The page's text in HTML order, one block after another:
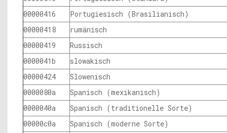
00000416
Portugiesisch (Brasilianisch)
00000418
rumänisch
00000419
Russisch
0000041b
slowakisch
00000424
Slowenisch
0000080a
Spanisch (mexikanisch)
0000040a
Spanisch (traditionelle Sorte)
00000c0a
Spanisch (moderne Sorte)